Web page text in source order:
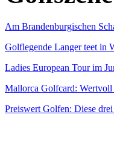
Am Brandenburgischen
Golflegende Langer teet in
Ladies European Tour im
Mallorca Golfcard:
Preiswert Golfen: Diese